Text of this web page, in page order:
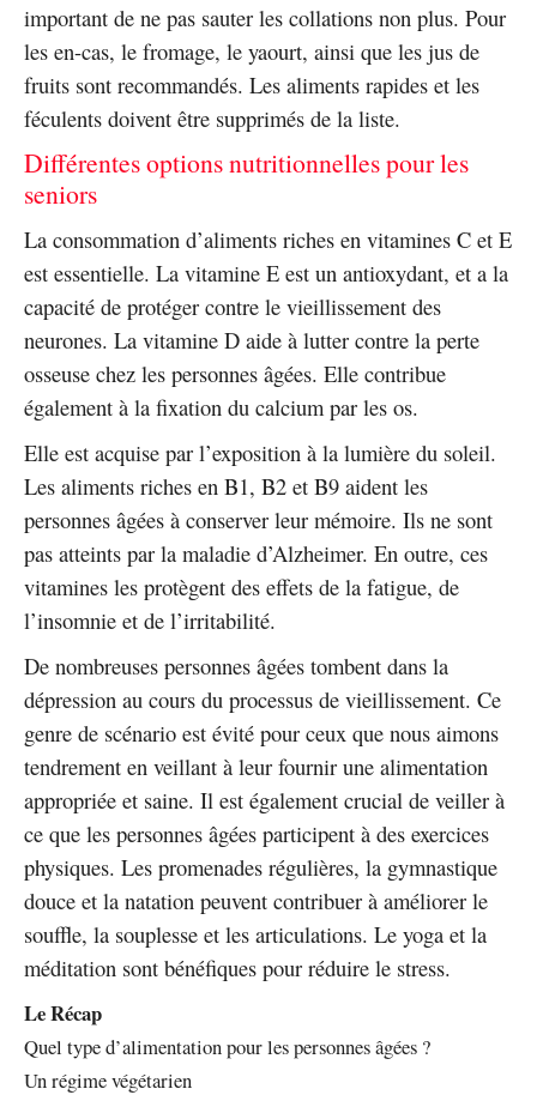
important de ne pas sauter les collations non plus. Pour
les en-cas, le fromage, le yaourt, ainsi que les jus de
fruits sont recommandés. Les aliments rapides et les
féculents doivent être supprimés de la liste.
Différentes options nutritionnelles pour les
seniors
La consommation d’aliments riches en vitamines C et E
est essentielle. La vitamine E est un antioxydant, et a la
capacité de protéger contre le vieillissement des
neurones. La vitamine D aide à lutter contre la perte
osseuse chez les personnes âgées. Elle contribue
également à la fixation du calcium par les os.
Elle est acquise par l’exposition à la lumière du soleil.
Les aliments riches en B1, B2 et B9 aident les
personnes âgées à conserver leur mémoire. Ils ne sont
pas atteints par la maladie d’Alzheimer. En outre, ces
vitamines les protègent des effets de la fatigue, de
l’insomnie et de l’irritabilité.
De nombreuses personnes âgées tombent dans la
dépression au cours du processus de vieillissement. Ce
genre de scénario est évité pour ceux que nous aimons
tendrement en veillant à leur fournir une alimentation
appropriée et saine. Il est également crucial de veiller à
ce que les personnes âgées participent à des exercices
physiques. Les promenades régulières, la gymnastique
douce et la natation peuvent contribuer à améliorer le
souffle, la souplesse et les articulations. Le yoga et la
méditation sont bénéfiques pour réduire le stress.
Le Récap
Quel type d’alimentation pour les personnes âgées ?
Un régime végétarien